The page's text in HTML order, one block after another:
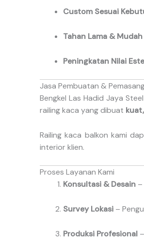
Custom Sesuai
Tahan Lama &
Peningkatan Nilai
Jasa Pembuatan &
Bengkel Las Hadid Jaya
railing kaca yang dibuat
Railing kaca balkon kami
interior klien.
Proses Layanan Kami
Konsultasi & Desain
Survey Lokasi –
Produksi Profesional